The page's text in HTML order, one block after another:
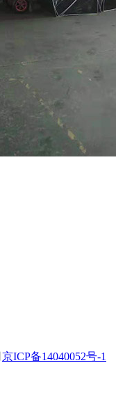
京ICP备14040052号-1